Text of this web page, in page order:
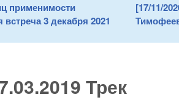
применимости
3 декабря 2021
[17/11/
Трек